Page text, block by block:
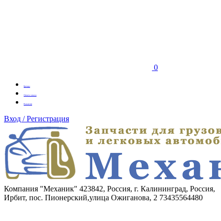
0
Бренды
Оплата заказа
Вакансии
Вход / Регистрация
Компания "Механик" 423842, Россия, г. Калининград, Россия,
Ирбит, пос. Пионерский,улица Ожиганова, 2 73435564480